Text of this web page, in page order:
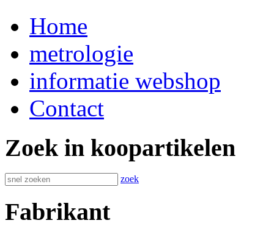
Home
metrologie
informatie webshop
Contact
Zoek in koopartikelen
zoek
Fabrikant